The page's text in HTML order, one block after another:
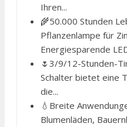
Ihren...
🌾50.000 Stunden
Pflanzenlampe für
Energiesparende
🌷3/9/12-Stunden-
Schalter bietet eine
die...
💧Breite
Blumenläden,